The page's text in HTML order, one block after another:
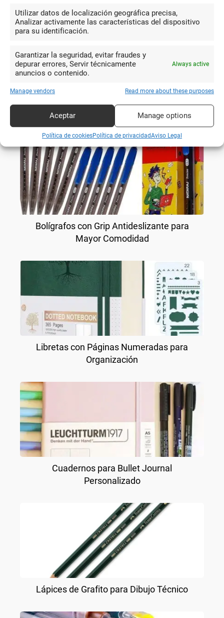
Utilizar datos de localización geográfica precisa,
Analizar activamente las características del dispositivo
para su identificación.
Garantizar la seguridad, evitar fraudes y
depurar errores, Servir técnicamente
anuncios o contenido.
Always active
Manage vendors Read more about these purposes
Aceptar Manage options
Política de cookiesPolítica de privacidadAviso Legal
inmensurablemente el viaje por el conocimiento y el
entretenimiento que proveen los libros. Personalizar el
proceso de anotación no solo mejora la retención de la
experiencia más activa y gratificante.
Blog
Bolígrafos con Grip Antideslizante para
Mayor Comodidad
Libretas con Páginas Numeradas para
Organización
Cuadernos para Bullet Journal
Personalizado
Lápices de Grafito para Dibujo Técnico